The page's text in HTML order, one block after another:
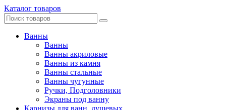
Каталог товаров
Ванны
Ванны
Ванны акриловые
Ванны из камня
Ванны стальные
Ванны чугунные
Ручки, Подголовники
Экраны под ванну
Карнизы для ванн, душевых